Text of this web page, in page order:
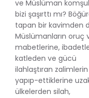
ve Müslüman
bizi şaşırttı mı?
tapan bir kavimden
Müslümanların
mabetlerine,
katleden ve gücü
ilahlaştıran zalimlerin
yapıp-ettiklerine
ülkelerden silah,